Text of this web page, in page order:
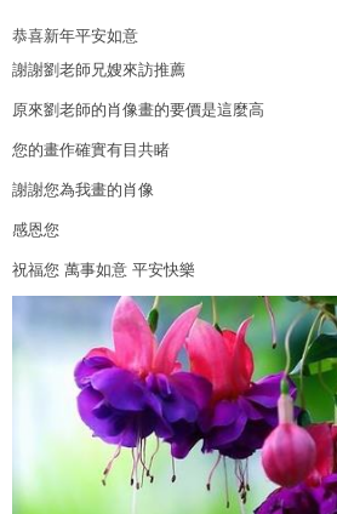
恭喜新年平安如意
謝謝劉老師兄嫂來訪推薦
原來劉老師的肖像畫的要價是這麼高
您的畫作確實有目共睹
謝謝您為我畫的肖像
感恩您
祝福您 萬事如意 平安快樂